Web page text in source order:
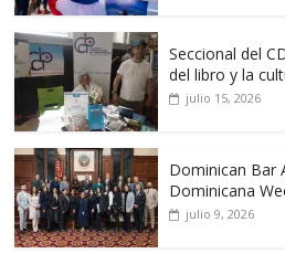
Seccional del
del libro y la
julio 15, 2026
Dominican Bar
Dominicana
julio 9, 2026